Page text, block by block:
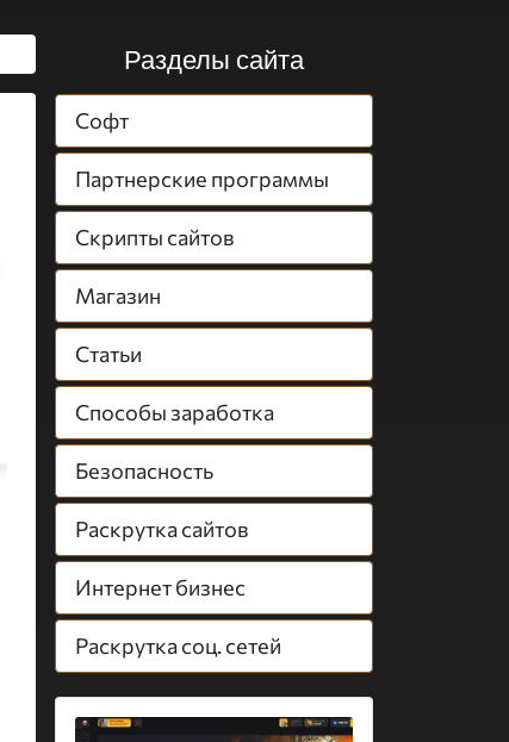
Разделы сайта
Софт
Партнерские программы
Скрипты сайтов
Магазин
Статьи
Способы заработка
Безопасность
Раскрутка сайтов
Интернет бизнес
Раскрутка соц. сетей